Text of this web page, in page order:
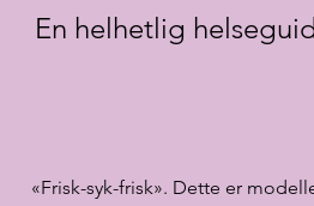
En helhetlig
«Frisk-syk-frisk». Dette er